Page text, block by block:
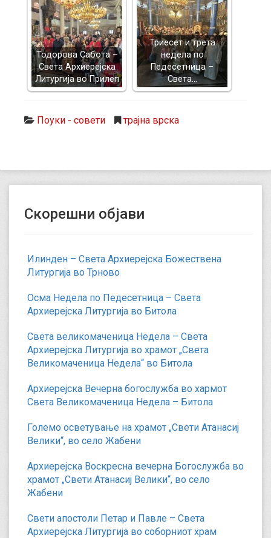
Тодорова Сабота –
Света Архиерејска
Литургија во Прилеп
Триесет и трета
недела по
Педесетница –
Света…
Поуки - совети трајна врска
Скорешни објави
Илинден – Света Архиерејска Божествена
Литургија во Трново
Осма Недела по Педесетница – Света
Архиерејска Литургија во Битола
Света великомаченица Недела – Света
Архиерејска Литургија во храмот „Света
Великомаченица Недела“ во Битола
Архиерејска Вечерна богослужба во хармот
Света Великомаченица Недела – Битола
Големо осветување на храмот „Свети Атанасиј
Велики“, во село Жабени
Архиерејска Воскресна вечерна Богослужба во
храмот „Свети Атанасиј Велики“, во село
Жабени
Свети апостоли Петар и Павле – Света
Архиерејска Литургија во соборниот храм